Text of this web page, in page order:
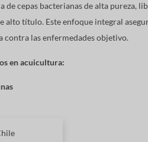
de cepas bacterianas de alta pureza,
alto título. Este enfoque integral
contra las enfermedades objetivo.
en acuicultura: